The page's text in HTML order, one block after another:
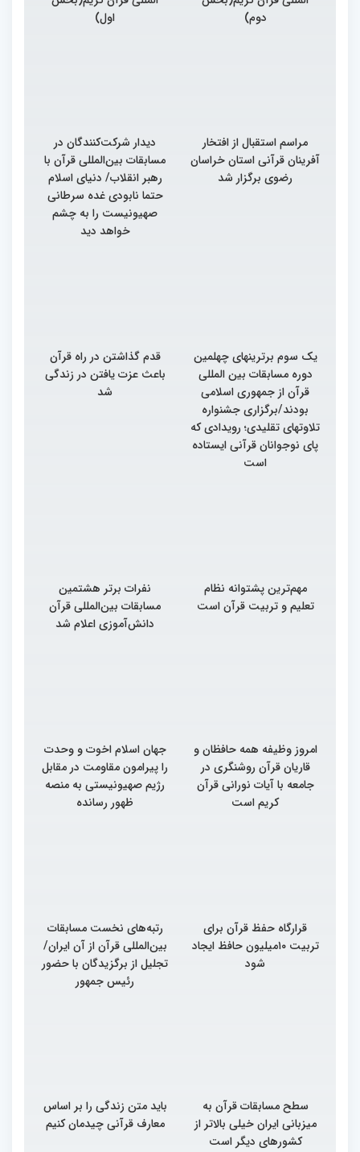
دوم)
اول)
مراسم استقبال از افتخار
آفرینان قرآنی استان خراسان
رضوی برگزار شد
دیدار شرکت‌کنندگان در
مسابقات بین‌المللی قرآن با
رهبر انقلاب/ دنیای اسلام
حتما نابودی غده سرطانی
صهیونیست را به چشم
خواهد دید
یک سوم برترینهای چهلمین
دوره مسابقات بین المللی
قرآن از جمهوری اسلامی
بودند/برگزاری جشنواره
تلاوتهای تقلیدی؛ رویدادی که
پای نوجوانان قرآنی ایستاده
است
قدم گذاشتن در راه قرآن
باعث عزت یافتن در زندگی
شد
مهم‌ترین پشتوانه نظام
تعلیم و تربیت قرآن است
نفرات برتر هشتمین
مسابقات بین‌المللی قرآن
دانش‌آموزی اعلام شد
امروز وظیفه همه حافظان و
قاریان قرآن روشنگری در
جامعه با آیات نورانی قرآن
کریم است
جهان اسلام اخوت و وحدت
را پیرامون مقاومت در مقابل
رژیم صهیونیستی به منصه
ظهور رسانده
قرارگاه حفظ قرآن برای
تربیت ۱۰میلیون حافظ ایجاد
شود
رتبه‌های نخست مسابقات
بین‌المللی قرآن از آن ایران/
تجلیل از برگزیدگان با حضور
رئیس جمهور
سطح مسابقات قرآن به
میزبانی ایران خیلی بالاتر از
کشورهای دیگر است
باید متن زندگی را بر اساس
معارف قرآنی چیدمان کنیم